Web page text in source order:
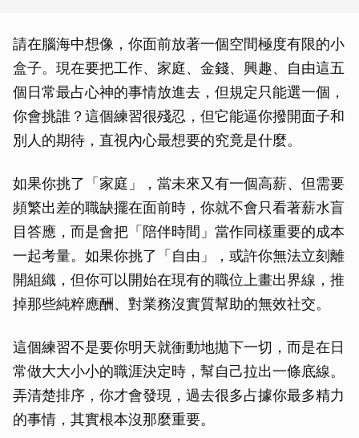
請在腦海中想像，你面前放著一個空間極度有限的小
盒子。現在要把工作、家庭、金錢、興趣、自由這五
個日常最占心神的事情放進去，但規定只能選一個，
你會挑誰？這個練習很殘忍，但它能逼你撥開面子和
別人的期待，直視內心最想要的究竟是什麼。
如果你挑了「家庭」，當未來又有一個高薪、但需要
頻繁出差的職缺擺在面前時，你就不會只看著薪水盲
目答應，而是會把「陪伴時間」當作同樣重要的成本
一起考量。如果你挑了「自由」，或許你無法立刻離
開組織，但你可以開始在現有的職位上畫出界線，推
掉那些純粹應酬、對業務沒實質幫助的無效社交。
這個練習不是要你明天就衝動地拋下一切，而是在日
常做大大小小的職涯決定時，幫自己拉出一條底線。
弄清楚排序，你才會發現，過去很多占據你最多精力
的事情，其實根本沒那麼重要。